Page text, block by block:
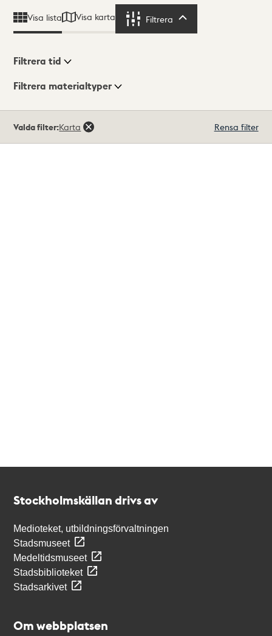
Visa lista Visa karta Filtrera
Visningsläge
Filtrera tid
Filtrera materialtyper
träffar
Valda filter:Karta Rensa filter
Stockholmskällan drivs av
Medioteket, utbildningsförvaltningen
Stadsmuseet
Medeltidsmuseet
Stadsbiblioteket
Stadsarkivet
Om webbplatsen